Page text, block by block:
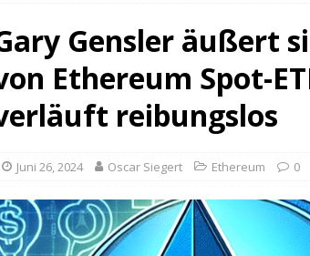
Gensler äußert
Ethereum Spot-
reibungslos
Juni 26, 2024 Oscar Siegert Ethereum 0